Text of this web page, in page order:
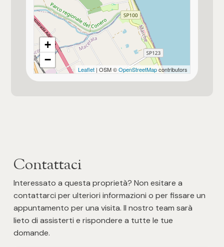
Altri immobili disponibili nel fabbricato
Ingresso autonomo
Piscina
Vista panoramica
Immobile idoneo per più nuclei familiari
per 1 famiglia
+
−
Leaflet| OSM ©OpenStreetMapcontributors
Contattaci
Interessato a questa proprietà? Non esitare a
contattarci per ulteriori informazioni o per fissare un
appuntamento per una visita. Il nostro team sarà
lieto di assisterti e rispondere a tutte le tue
domande.